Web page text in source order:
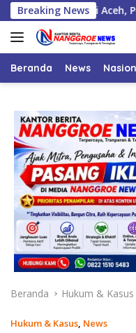
Langsung
ke
konten
Breaking News
di Aceh, Pastikan
Beranda News
Beranda Hukum & Kasus
Hukum & Kasus News